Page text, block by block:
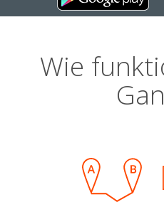
Wie